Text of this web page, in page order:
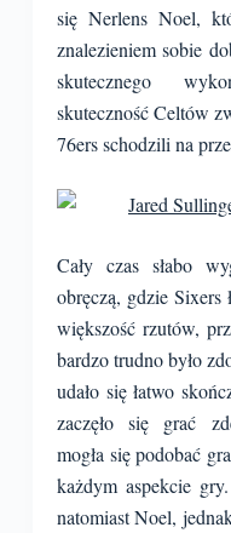
się Nerlens Noel,
znalezieniem sobie
skutecznego
skuteczność Celtów
76ers schodzili na
Cały czas słabo
obręczą, gdzie
większość rzutów,
bardzo trudno było
udało się łatwo
zaczęło się grać
mogła się podobać
każdym aspekcie
natomiast Noel,